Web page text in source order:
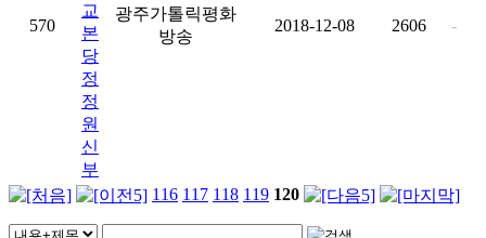
570
교
본
당
정
정
원
신
부
광주가톨릭평화
방송
2018-12-08 2606 -
116 117 118 119 120